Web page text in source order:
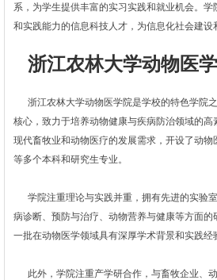
系，为学生提供丰富的实习实践和就业机会。
和实践能力的信息科技人才，为信息化社会建设
浙江农林大学动物医
浙江农林大学动物医学院是学校的特色学院
核心，致力于培养动物健康与疾病防治领域的
现代畜牧业和动物医疗的发展需求，开设了动
等多个本科和研究生专业。
学院注重理论与实践并重，拥有先进的实验
病诊断、预防与治疗、动物营养与健康等方面的
一批在动物医学领域具有深厚学术背景和实践经
此外，学院注重产学研合作，与畜牧企业、